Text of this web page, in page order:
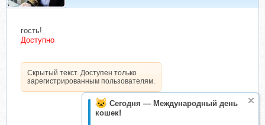
Сегодня — Международный день
кошек!
гость!
Доступно
Скрытый текст. Доступен только
зарегистрированным пользователям.